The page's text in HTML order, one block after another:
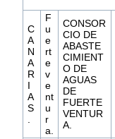
C
A
N
A
R
I
A
S
F
u
e
rt
e
v
e
nt
u
r
a.
CONSOR
CIO DE
ABASTE
CIMIENT
O DE
AGUAS
DE
FUERTE
VENTUR
A.